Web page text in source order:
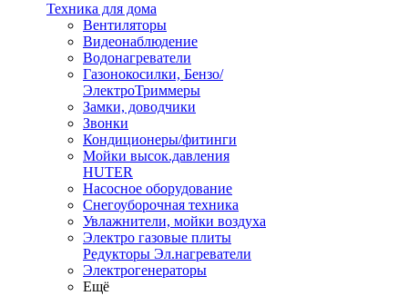
Техника для дома
Вентиляторы
Видеонаблюдение
Водонагреватели
Газонокосилки, Бензо/
ЭлектроТриммеры
Замки, доводчики
Звонки
Кондиционеры/фитинги
Мойки высок.давления
HUTER
Насосное оборудование
Снегоуборочная техника
Увлажнители, мойки воздуха
Электро газовые плиты
Редукторы Эл.нагреватели
Электрогенераторы
Ещё